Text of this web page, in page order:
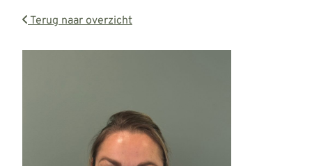
Terug naar overzicht